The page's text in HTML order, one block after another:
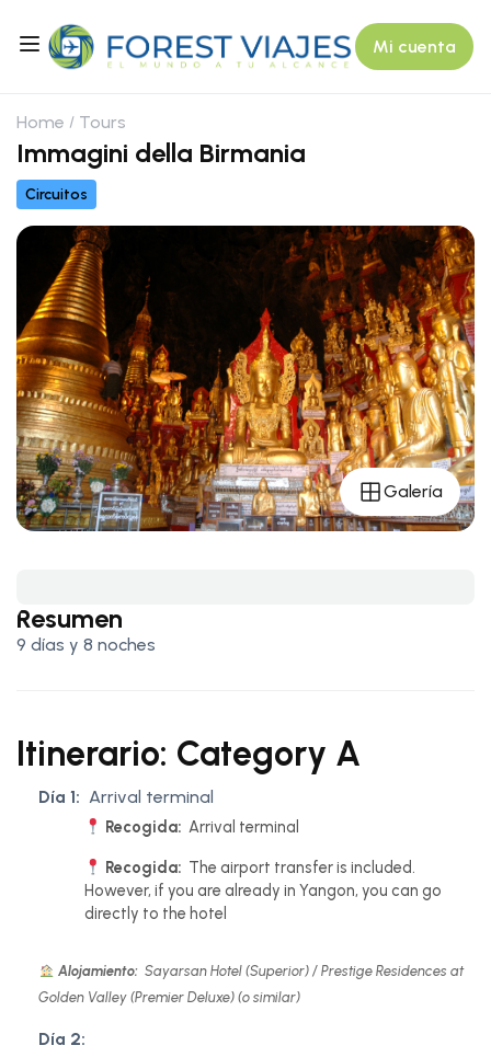
Mi cuenta
Home Tours
Immagini della Birmania
Circuitos
Galería
Resumen
9 días y 8 noches
Itinerario: Category A
Día 1: Arrival terminal
Recogida: Arrival terminal
Recogida: The airport transfer is included.
However, if you are already in Yangon, you can go
directly to the hotel
Alojamiento: Sayarsan Hotel (Superior) / Prestige Residences at
Golden Valley (Premier Deluxe) (o similar)
Día 2: